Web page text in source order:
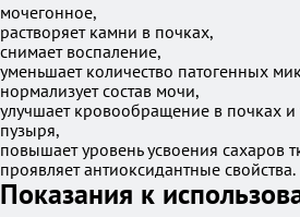
мочегонное,
растворяет камни в почках,
снимает воспаление,
уменьшает количество патогенных
нормализует состав мочи,
улучшает кровообращение в почках и
пузыря,
повышает уровень усвоения сахаров
проявляет антиоксидантные свойства.
Показания к